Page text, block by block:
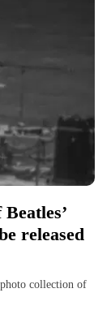
released
collection of